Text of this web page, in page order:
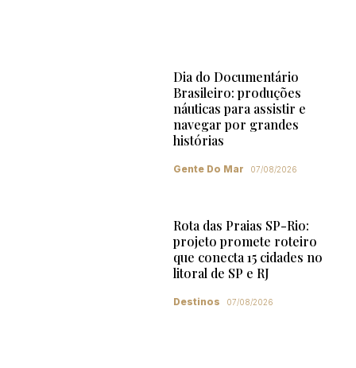
Dia do Documentário
Brasileiro: produções
náuticas para assistir e
navegar por grandes
histórias
Gente Do Mar 07/08/2026
Rota das Praias SP-Rio:
projeto promete roteiro
que conecta 15 cidades no
litoral de SP e RJ
Destinos 07/08/2026